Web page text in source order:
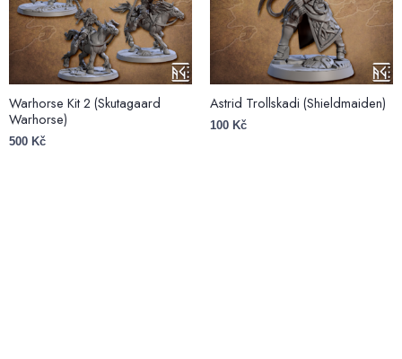
Warhorse Kit 2 (Skutagaard
Warhorse)
500 Kč
Astrid Trollskadi (Shieldmaiden)
100 Kč